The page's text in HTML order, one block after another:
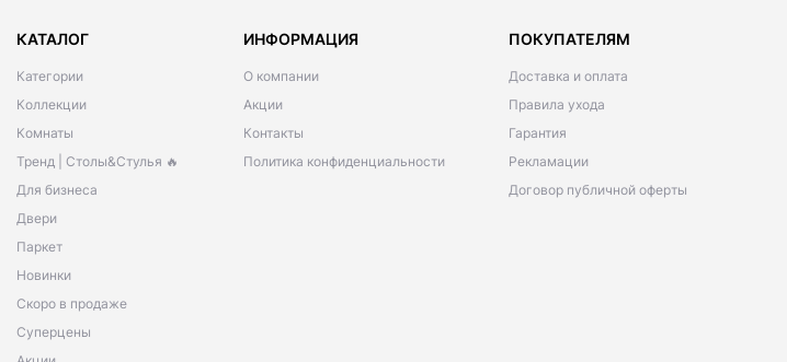
КАТАЛОГ
Категории
Коллекции
Комнаты
Тренд | Столы&Стулья 🔥
Для бизнеса
Двери
Паркет
Новинки
Скоро в продаже
Суперцены
ИНФОРМАЦИЯ
О компании
Акции
Контакты
Политика конфиденциальности
ПОКУПАТЕЛЯМ
Доставка и оплата
Правила ухода
Гарантия
Рекламации
Договор публичной оферты